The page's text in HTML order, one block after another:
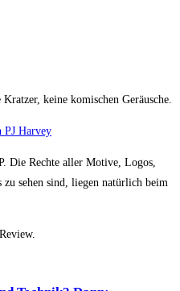
keine komischen Geräusche.
Die Rechte aller Motive, Logos,
sehen sind, liegen natürlich beim